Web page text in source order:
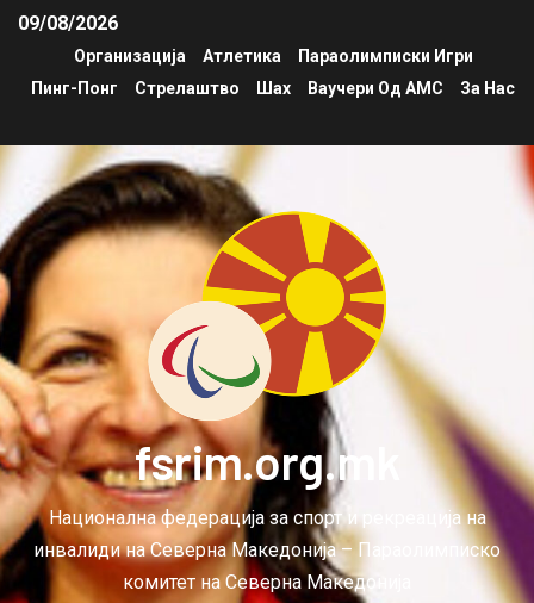
09/08/2026
Организација Атлетика
Параолимписки Игри
Пинг-Понг
Стрелаштво Шах Ваучери Од АМС За Нас
fsrim.org.mk
Национална федерација за спорт и рекреација на
инвалиди на Северна Македонија – Параолимписко
комитет на Северна Македонија